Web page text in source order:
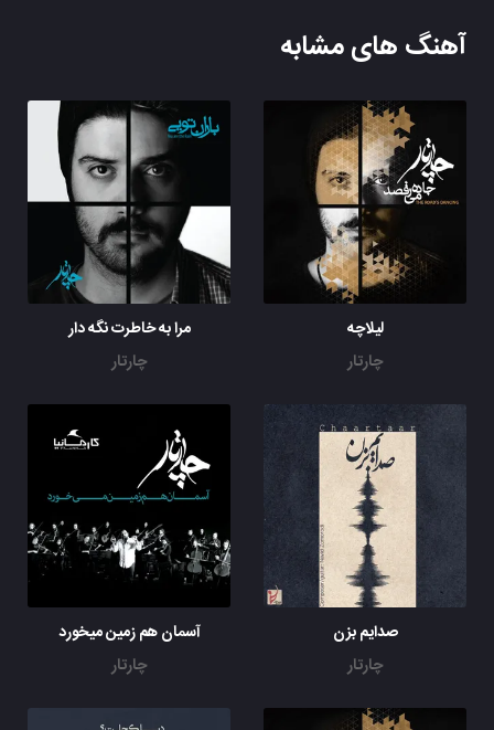
آهنگ های مشابه
لیلاچه
چارتار
مرا به خاطرت نگه دار
چارتار
‎صدایم بزن
چارتار
آسمان هم زمین میخورد
چارتار